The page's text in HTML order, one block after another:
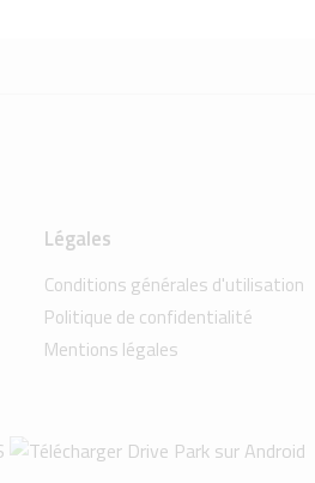
Légales
Conditions générales d'utilisation
Politique de confidentialité
Mentions légales